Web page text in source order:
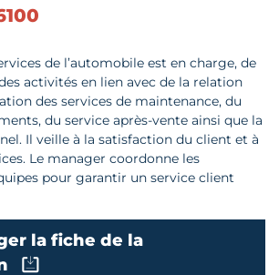
de l’automobile est en charge, de
activités en lien avec de la relation
des services de maintenance, du
du service après-vente ainsi que la
Il veille à la satisfaction du client et à
Le manager coordonne les
pour garantir un service client
la fiche de la